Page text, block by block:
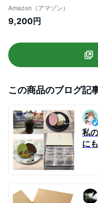
ク 1袋10パック入り
ド × 2袋 / ルナブレン
Amazon（アマゾン）
9,200円
この商品のブログ記
私
にも